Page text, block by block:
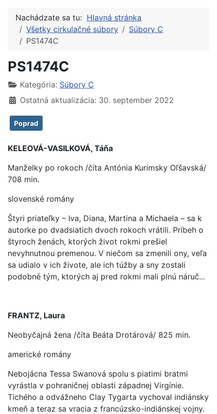
Nachádzate sa tu: Hlavná stránka
Všetky cirkulačné súbory
Súbory C
PS1474C
PS1474C
Kategória: Súbory C
Ostatná aktualizácia: 30. september 2022
Poprad
KELEOVÁ-VASILKOVÁ, Táňa
Manželky po rokoch /číta Antónia Kurimsky Oľšavská/
708 min.
slovenské romány
Štyri priateľky – Iva, Diana, Martina a Michaela – sa k
autorke po dvadsiatich dvoch rokoch vrátili. Príbeh o
štyroch ženách, ktorých život rokmi prešiel
nevyhnutnou premenou. V niečom sa zmenili ony, veľa
sa udialo v ich živote, ale ich túžby a sny zostali
podobné tým, ktorých aj pred rokmi mali plnú náruč...
FRANTZ, Laura
Neobyčajná žena /číta Beáta Drotárová/ 825 min.
americké romány
Nebojácna Tessa Swanová spolu s piatimi bratmi
vyrástla v pohraničnej oblasti západnej Virgínie.
Tichého a odvážneho Clay Tygarta vychoval indiánsky
kmeň a teraz sa vracia z francúzsko-indiánskej vojny.